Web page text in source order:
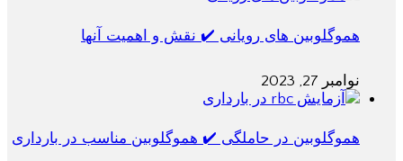
هموگلوبین های رویانی ✔️ نقش و اهمیت آنها
نوامبر 27, 2023
هموگلوبین در حاملگی ✔️ هموگلوبین مناسب در بارداری